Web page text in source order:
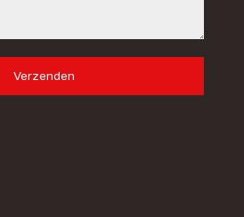
Verzenden